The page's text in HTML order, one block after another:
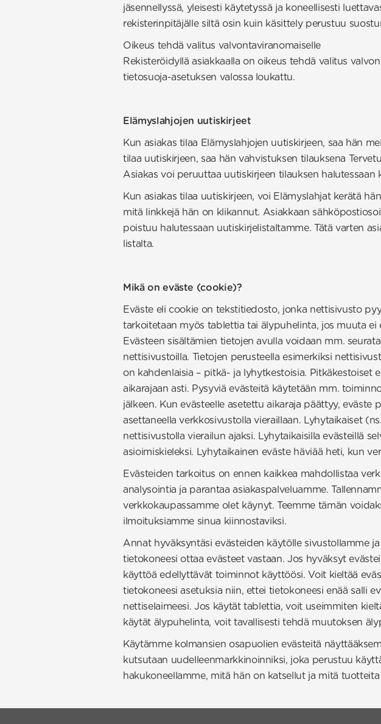
jäsennellyssä, yleisesti käytetyssä ja koneellisesti
rekisterinpitäjälle siltä osin kuin käsittely perustuu
Oikeus tehdä valitus valvontaviranomaiselle
Rekisteröidyllä asiakkaalla on oikeus tehdä valitus
tietosuoja-asetuksen valossa loukattu.
Elämyslahjojen uutiskirjeet
Kun asiakas tilaa Elämyslahjojen uutiskirjeen, saa hän
tilaa uutiskirjeen, saa hän vahvistuksen tilauksena
Asiakas voi peruuttaa uutiskirjeen tilauksen halutessaan
Kun asiakas tilaa uutiskirjeen, voi Elämyslahjat kerätä
mitä linkkejä hän on klikannut. Asiakkaan
poistuu halutessaan uutiskirjelistaltamme. Tätä varten
listalta.
Mikä on eväste (cookie)?
Eväste eli cookie on tekstitiedosto, jonka nettisivusto
tarkoitetaan myös tablettia tai älypuhelinta, jos muuta
Evästeen sisältämien tietojen avulla voidaan mm.
nettisivustoilla. Tietojen perusteella esimerkiksi
on kahdenlaisia – pitkä- ja lyhytkestoisia.
aikarajaan asti. Pysyviä evästeitä käytetään mm.
jälkeen. Kun evästeelle asetettu aikaraja päättyy,
asettaneella verkkosivustolla vieraillaan. Lyhytaikaiset
nettisivustolla vierailun ajaksi. Lyhytaikaisilla evästeillä
asioimiskieleksi. Lyhytaikainen eväste häviää heti, kun
Evästeiden tarkoitus on ennen kaikkea mahdollistaa
analysointia ja parantaa asiakaspalveluamme.
verkkokaupassamme olet käynyt. Teemme tämän
ilmoituksiamme sinua kiinnostaviksi.
Annat hyväksyntäsi evästeiden käytölle sivustollamme
tietokoneesi ottaa evästeet vastaan. Jos hyväksyt
käyttöä edellyttävät toiminnot käyttöösi. Voit kieltää
tietokoneesi asetuksia niin, ettei tietokoneesi enää salli
nettiselaimeesi. Jos käytät tablettia, voit useimmiten
käytät älypuhelinta, voit tavallisesti tehdä muutoksen
Käytämme kolmansien osapuolien evästeitä
kutsutaan uudelleenmarkkinoinniksi, joka perustuu
hakukoneellamme, mitä hän on katsellut ja mitä